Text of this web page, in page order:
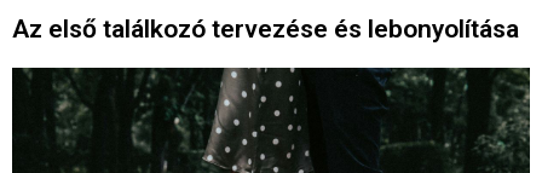
Az első találkozó tervezése és lebonyolítása